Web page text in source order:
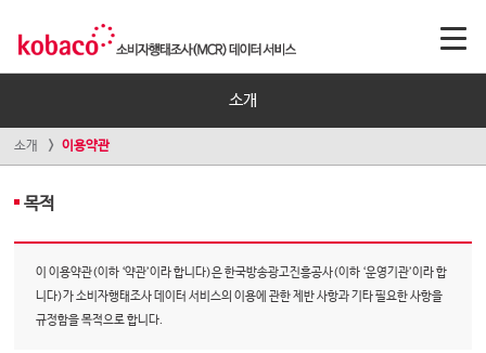
소개
소개 이용약관
목적
이 이용약관(이하 ‘약관’이라 합니다)은 한국방송광고진흥공사(이하 ‘운영기관’이라 합
니다)가 소비자행태조사 데이터 서비스의 이용에 관한 제반 사항과 기타 필요한 사항을
규정함을 목적으로 합니다.